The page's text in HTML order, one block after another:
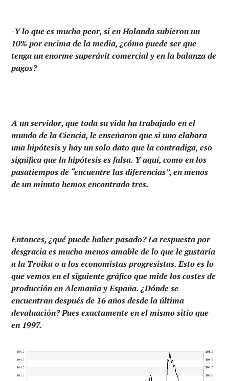
-Y lo que es mucho peor, si en Holanda subieron un
10% por encima de la media, ¿cómo puede ser que
tenga un enorme superávit comercial y en la balanza de
pagos?
A un servidor, que toda su vida ha trabajado en el
mundo de la Ciencia, le enseñaron que si uno elabora
una hipótesis y hay un solo dato que la contradiga, eso
significa que la hipótesis es falsa. Y aquí, como en los
pasatiempos de “encuentre las diferencias”, en menos
de un minuto hemos encontrado tres.
Entonces, ¿qué puede haber pasado? La respuesta por
desgracia es mucho menos amable de lo que le gustaría
a la Troika o a los economistas progresistas. Esto es lo
que vemos en el siguiente gráfico que mide los costes de
producción en Alemania y España. ¿Dónde se
encuentran después de 16 años desde la última
devaluación? Pues exactamente en el mismo sitio que
en 1997.